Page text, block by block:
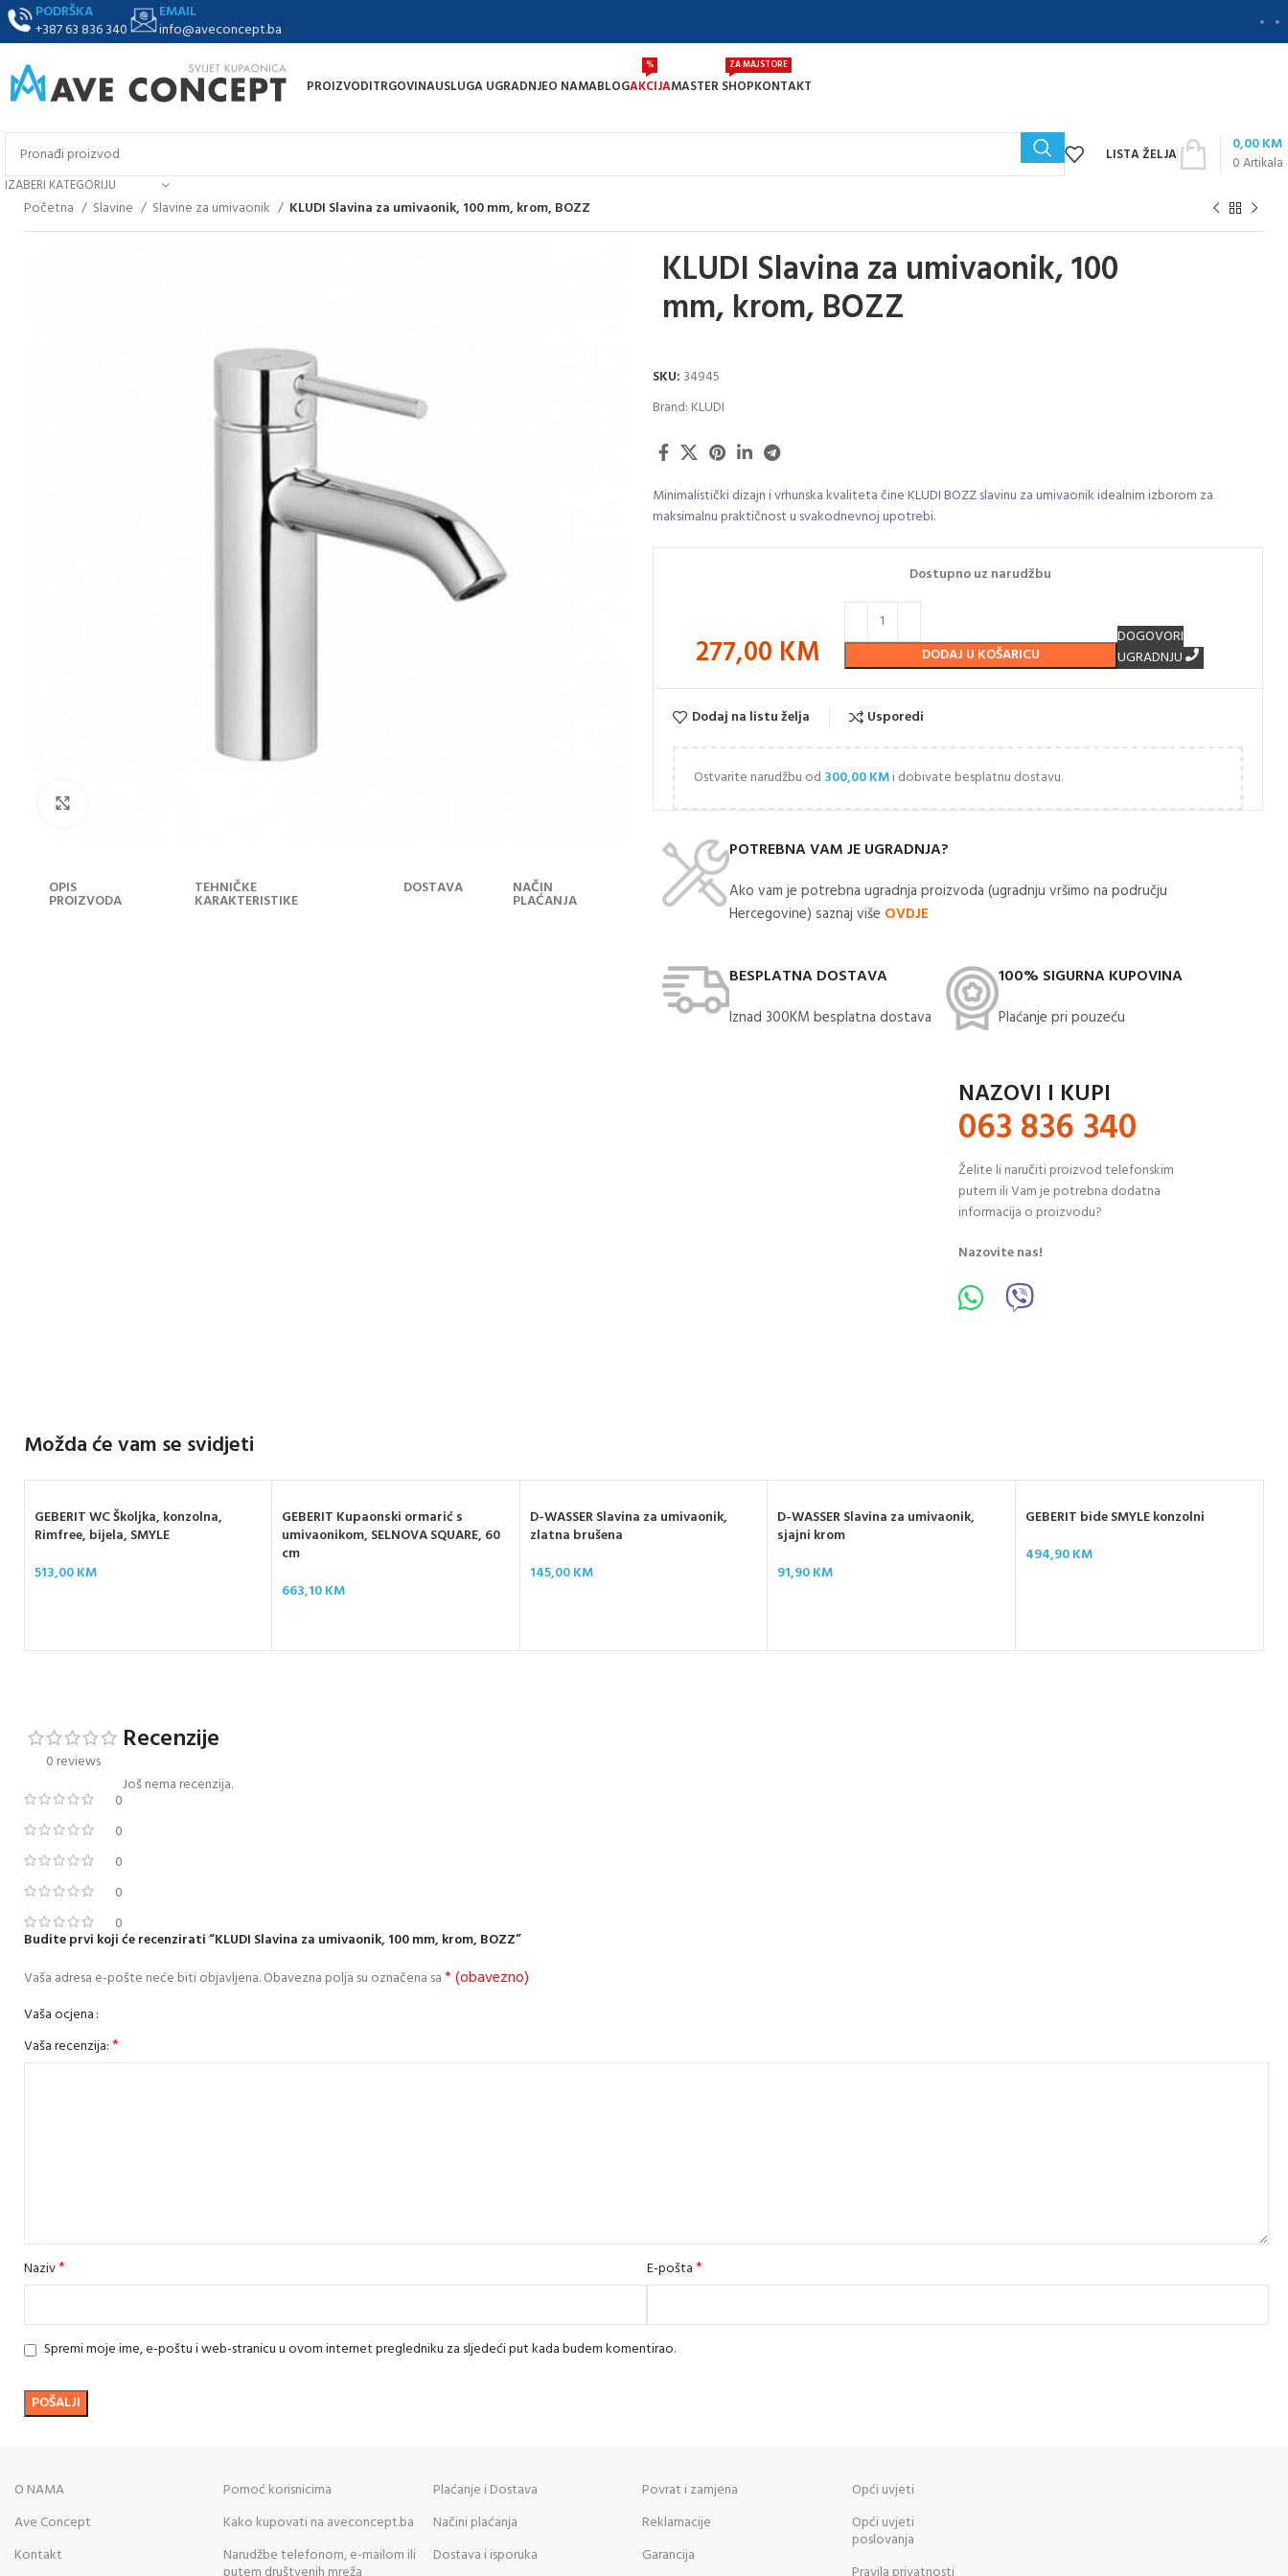
PODRŠKA
+387 63 836 340
EMAIL
info@aveconcept.ba
PROIZVODITRGOVINAUSLUGA UGRADNJEO NAMABLOGAKCIJA
%
MASTER SHOP
ZA MAJSTORE
KONTAKT
IZABERI KATEGORIJU
LISTA ŽELJA 0Artikala
0,00KM
Početna Slavine Slavine za umivaonik KLUDI Slavina za umivaonik, 100 mm, krom, BOZZ
OPIS
PROIZVODA
TEHNIČKE
KARAKTERISTIKE
DOSTAVA NAČIN
PLAĆANJA
KLUDI Slavina za umivaonik, 100
mm, krom, BOZZ
SKU: 34945
Brand: KLUDI
Minimalistički dizajn i vrhunska kvaliteta čine KLUDI BOZZ slavinu za umivaonik idealnim izborom za
maksimalnu praktičnost u svakodnevnoj upotrebi.
277,00 KM
Dostupno uz narudžbu
DODAJ U KOŠARICU
DOGOVORI
UGRADNJU
Dodaj na listu želja Usporedi
Ostvarite narudžbu od 300,00KMi dobivate besplatnu dostavu.
POTREBNA VAM JE UGRADNJA?
Ako vam je potrebna ugradnja proizvoda (ugradnju vršimo na području
Hercegovine) saznaj više OVDJE
BESPLATNA DOSTAVA
Iznad 300KM besplatna dostava​
100% SIGURNA KUPOVINA
Plaćanje pri pouzeću
NAZOVI I KUPI
063 836 340
Želite li naručiti proizvod telefonskim
putem ili Vam je potrebna dodatna
informacija o proizvodu?
Nazovite nas!
Možda će vam se svidjeti
GEBERIT WC Školjka, konzolna,
Rimfree, bijela, SMYLE
513,00KM
GEBERIT Kupaonski ormarić s
umivaonikom, SELNOVA SQUARE, 60
cm
663,10KM
D-WASSER Slavina za umivaonik,
zlatna brušena
145,00KM
D-WASSER Slavina za umivaonik,
sjajni krom
91,90KM
GEBERIT bide SMYLE konzolni
494,90KM
0 reviews
0
0
0
0
0
Recenzije
Još nema recenzija.
Budite prvi koji će recenzirati “KLUDI Slavina za umivaonik, 100 mm, krom, BOZZ”
Vaša adresa e-pošte neće biti objavljena.Obavezna polja su označena sa* (obavezno)
Vaša ocjena
Vaša recenzija:*
Naziv* E-pošta*
Spremi moje ime, e-poštu i web-stranicu u ovom internet pregledniku za sljedeći put kada budem komentirao.
O NAMA
Ave Concept
Kontakt
Pomoć korisnicima
Kako kupovati na aveconcept.ba
Narudžbe telefonom, e-mailom ili
Plaćanje i Dostava
Načini plaćanja
Dostava i isporuka
Povrat i zamjena
Reklamacije
Garancija
Opći uvjeti
Opći uvjeti
poslovanja